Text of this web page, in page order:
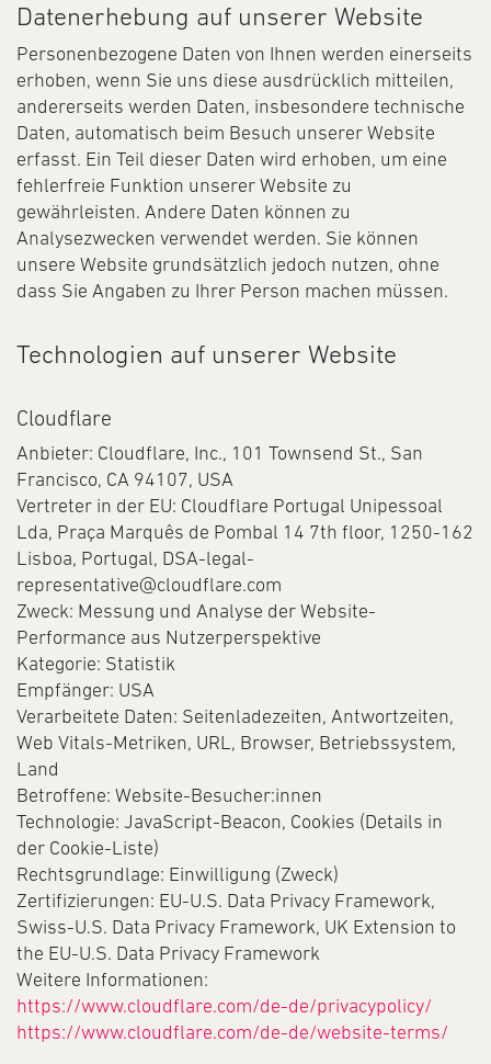
Datenerhebung auf unserer Website
Personenbezogene Daten von Ihnen werden einerseits
erhoben, wenn Sie uns diese ausdrücklich mitteilen,
andererseits werden Daten, insbesondere technische
Daten, automatisch beim Besuch unserer Website
erfasst. Ein Teil dieser Daten wird erhoben, um eine
fehlerfreie Funktion unserer Website zu
gewährleisten. Andere Daten können zu
Analysezwecken verwendet werden. Sie können
unsere Website grundsätzlich jedoch nutzen, ohne
dass Sie Angaben zu Ihrer Person machen müssen.
Technologien auf unserer Website
Cloudflare
Anbieter: Cloudflare, Inc., 101 Townsend St., San
Francisco, CA 94107, USA
Vertreter in der EU: Cloudflare Portugal Unipessoal
Lda, Praça Marquês de Pombal 14 7th floor, 1250-162
Lisboa, Portugal, DSA-legal-
representative@cloudflare.com
Zweck: Messung und Analyse der Website-
Performance aus Nutzerperspektive
Kategorie: Statistik
Empfänger: USA
Verarbeitete Daten: Seitenladezeiten, Antwortzeiten,
Web Vitals-Metriken, URL, Browser, Betriebssystem,
Land
Betroffene: Website-Besucher:innen
Technologie: JavaScript-Beacon, Cookies (Details in
der Cookie-Liste)
Rechtsgrundlage: Einwilligung (Zweck)
Zertifizierungen: EU-U.S. Data Privacy Framework,
Swiss-U.S. Data Privacy Framework, UK Extension to
the EU-U.S. Data Privacy Framework
Weitere Informationen:
https://www.cloudflare.com/de-de/privacypolicy/
https://www.cloudflare.com/de-de/website-terms/